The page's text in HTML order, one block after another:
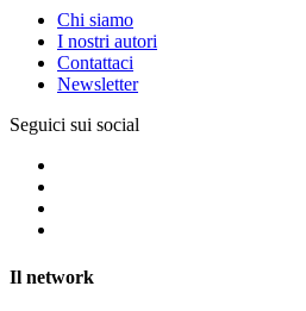
Chi siamo
I nostri autori
Contattaci
Newsletter
Seguici sui social
Il network